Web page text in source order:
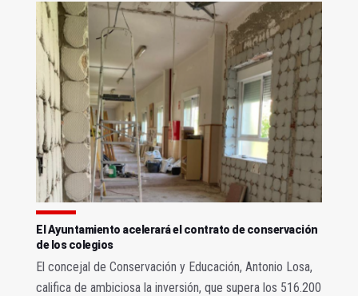
El Ayuntamiento acelerará el contrato de conservación
de los colegios
El concejal de Conservación y Educación, Antonio Losa,
califica de ambiciosa la inversión, que supera los 516.200